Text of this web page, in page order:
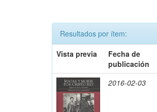
Resultados por ítem:
Vista previa
Fecha de
publicación
2016-02-03